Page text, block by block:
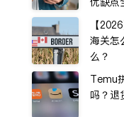
【
海关怎
么？
Temu
吗？